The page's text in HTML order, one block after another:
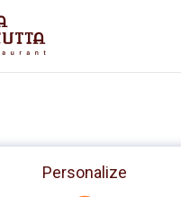
Personalize